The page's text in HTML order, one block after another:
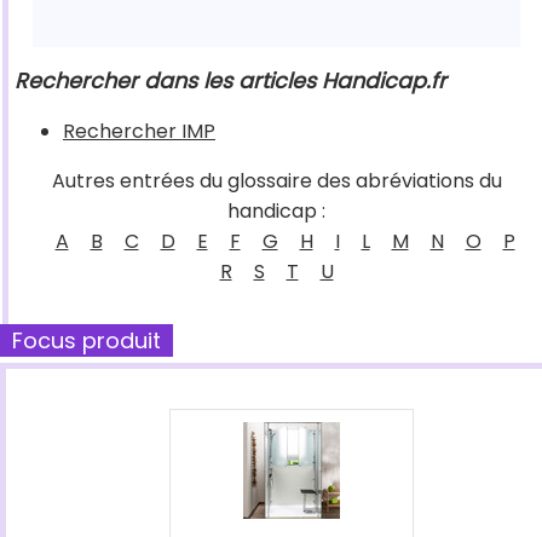
Rechercher dans les articles Handicap.fr
Rechercher IMP
Autres entrées du glossaire des abréviations du
handicap :
A
B C D E F G H I L M N O
P
R
S T U
Focus produit